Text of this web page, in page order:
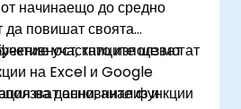
начинаещо до средно
да повишат своята
като използват
на Excel и Google
на данни, анализ и
участниците ще могат
основните функции